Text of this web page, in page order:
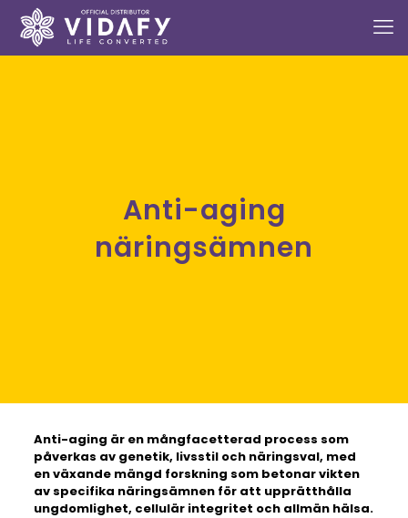
Anti-aging
näringsämnen
Anti-aging är en mångfacetterad process som
påverkas av genetik, livsstil och näringsval, med
en växande mängd forskning som betonar vikten
av specifika näringsämnen för att upprätthålla
ungdomlighet, cellulär integritet och allmän hälsa.